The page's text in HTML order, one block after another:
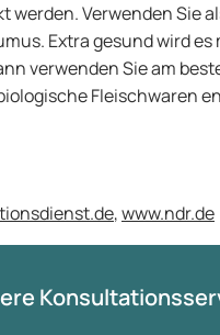
werden. Verwenden Sie
Extra gesund wird es
verwenden Sie am
Fleischwaren
,www.ndr.de